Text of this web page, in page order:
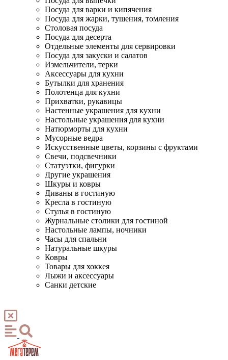
Посуда для варки и кипячения
Посуда для жарки, тушения, томления
Столовая посуда
Посуда для десерта
Отдельные элементы для сервировки
Посуда для закуски и салатов
Измельчители, терки
Аксессуары для кухни
Бутылки для хранения
Полотенца для кухни
Прихватки, рукавицы
Настенные украшения для кухни
Настольные украшения для кухни
Натюрморты для кухни
Мусорные ведра
Искусственные цветы, корзины с фруктами
Свечи, подсвечники
Статуэтки, фигурки
Другие украшения
Шкуры и ковры
Диваны в гостиную
Кресла в гостиную
Стулья в гостиную
Журнальные столики для гостиной
Настольные лампы, ночники
Часы для спальни
Натуральные шкуры
Ковры
Товары для хоккея
Лыжи и аксессуары
Санки детские